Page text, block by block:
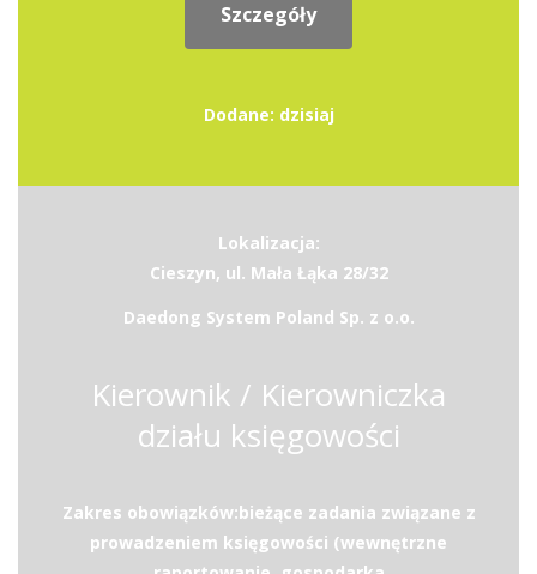
Szczegóły
Dodane: dzisiaj
Lokalizacja:
Cieszyn, ul. Mała Łąka 28/32
Daedong System Poland Sp. z o.o.
Kierownik / Kierowniczka
działu księgowości
Zakres obowiązków:bieżące zadania związane z
prowadzeniem księgowości (wewnętrzne